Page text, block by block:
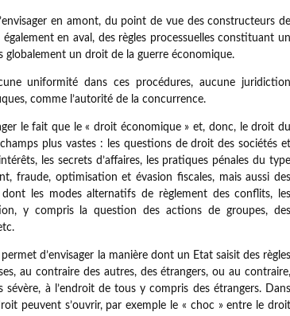
en amont, du point de vue des constructeurs de
en aval, des règles processuelles constituant un
un droit de la guerre économique.
uniformité dans ces procédures, aucune juridiction
comme l’autorité de la concurrence.
le fait que le « droit économique » et, donc, le droit du
plus vastes : les questions de droit des sociétés et
les secrets d’affaires, les pratiques pénales du type
fraude, optimisation et évasion fiscales, mais aussi des
les modes alternatifs de règlement des conflits, les
y compris la question des actions de groupes, des
d’envisager la manière dont un Etat saisit des règles
au contraire des autres, des étrangers, ou au contraire,
à l’endroit de tous y compris des étrangers. Dans
peuvent s’ouvrir, par exemple le « choc » entre le droit